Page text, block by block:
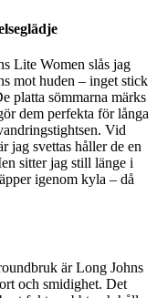
Lite Women slås jag
mot huden – inget stick
platta sömmarna märks
dem perfekta för långa
Vid
jag svettas håller de en
sitter jag still länge i
igenom kyla – då
är Long Johns
och smidighet. Det